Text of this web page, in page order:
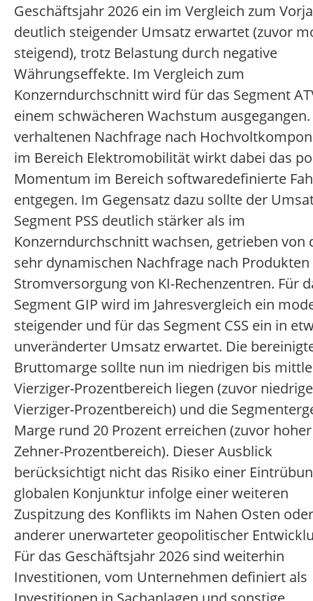
Geschäftsjahr 2026 ein im Vergleich zum
deutlich steigender Umsatz erwartet (zuvor
steigend), trotz Belastung durch negative
Währungseffekte. Im Vergleich zum
Konzerndurchschnitt wird für das Segment
einem schwächeren Wachstum
verhaltenen Nachfrage nach
im Bereich Elektromobilität wirkt dabei das
Momentum im Bereich softwaredefinierte
entgegen. Im Gegensatz dazu sollte der
Segment PSS deutlich stärker als im
Konzerndurchschnitt wachsen, getrieben von
sehr dynamischen Nachfrage nach
Stromversorgung von KI-Rechenzentren. Für
Segment GIP wird im Jahresvergleich ein
steigender und für das Segment CSS ein in
unveränderter Umsatz erwartet. Die
Bruttomarge sollte nun im niedrigen bis
Vierziger-Prozentbereich liegen (zuvor
Vierziger-Prozentbereich) und die
Marge rund 20 Prozent erreichen (zuvor hoher
Zehner-Prozentbereich). Dieser Ausblick
berücksichtigt nicht das Risiko einer
globalen Konjunktur infolge einer weiteren
Zuspitzung des Konflikts im Nahen Osten oder
anderer unerwarteter geopolitischer
Für das Geschäftsjahr 2026 sind weiterhin
Investitionen, vom Unternehmen definiert als